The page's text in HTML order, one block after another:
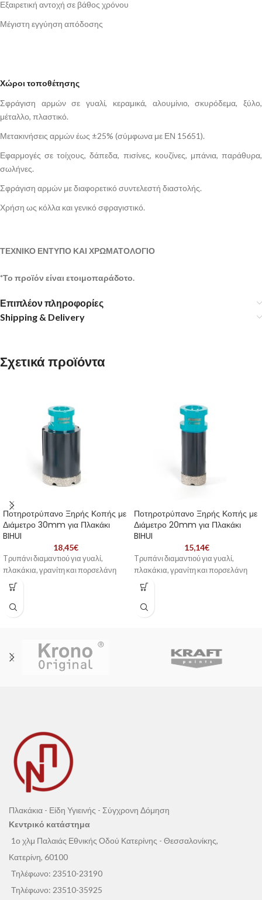
Εξαιρετική αντοχή σε βάθος χρόνου
Μέγιστη εγγύηση απόδοσης
Χώροι τοποθέτησης
Σφράγιση αρμών σε γυαλί, κεραμικά, αλουμίνιο, σκυρόδεμα, ξύλο,
μέταλλο, πλαστικό.
Μετακινήσεις αρμών έως ±25% (σύμφωνα με ΕΝ 15651).
Εφαρμογές σε τοίχους, δάπεδα, πισίνες, κουζίνες, μπάνια, παράθυρα,
σωλήνες.
Σφράγιση αρμών με διαφορετικό συντελεστή διαστολής.
Χρήση ως κόλλα και γενικό σφραγιστικό.
ΤΕΧΝΙΚΟ ΕΝΤΥΠΟ ΚΑΙ ΧΡΩΜΑΤΟΛΟΓΙΟ
*Το προϊόν είναι ετοιμοπαράδοτο.
Επιπλέον πληροφορίες
Shipping & Delivery
Σχετικά προϊόντα
Ποτηροτρύπανο Ξηρής Κοπής με
Διάμετρο 30mm για Πλακάκι
BIHUI
18,45€
Tρυπάνι διαμαντιού για γυαλί,
πλακάκια, γρανίτη και πορσελάνη
Ποτηροτρύπανο Ξηρής Κοπής με
Διάμετρο 20mm για Πλακάκι
BIHUI
15,14€
Tρυπάνι διαμαντιού για γυαλί,
πλακάκια, γρανίτη και πορσελάνη
Πλακάκια - Είδη Υγιεινής - Σύγχρονη Δόμηση
Κεντρικό κατάστημα
1ο χλμ Παλαιάς Εθνικής Οδού Κατερίνης - Θεσσαλονίκης,
Κατερίνη, 60100
Τηλέφωνο: 23510-23190
Τηλέφωνο: 23510-35925